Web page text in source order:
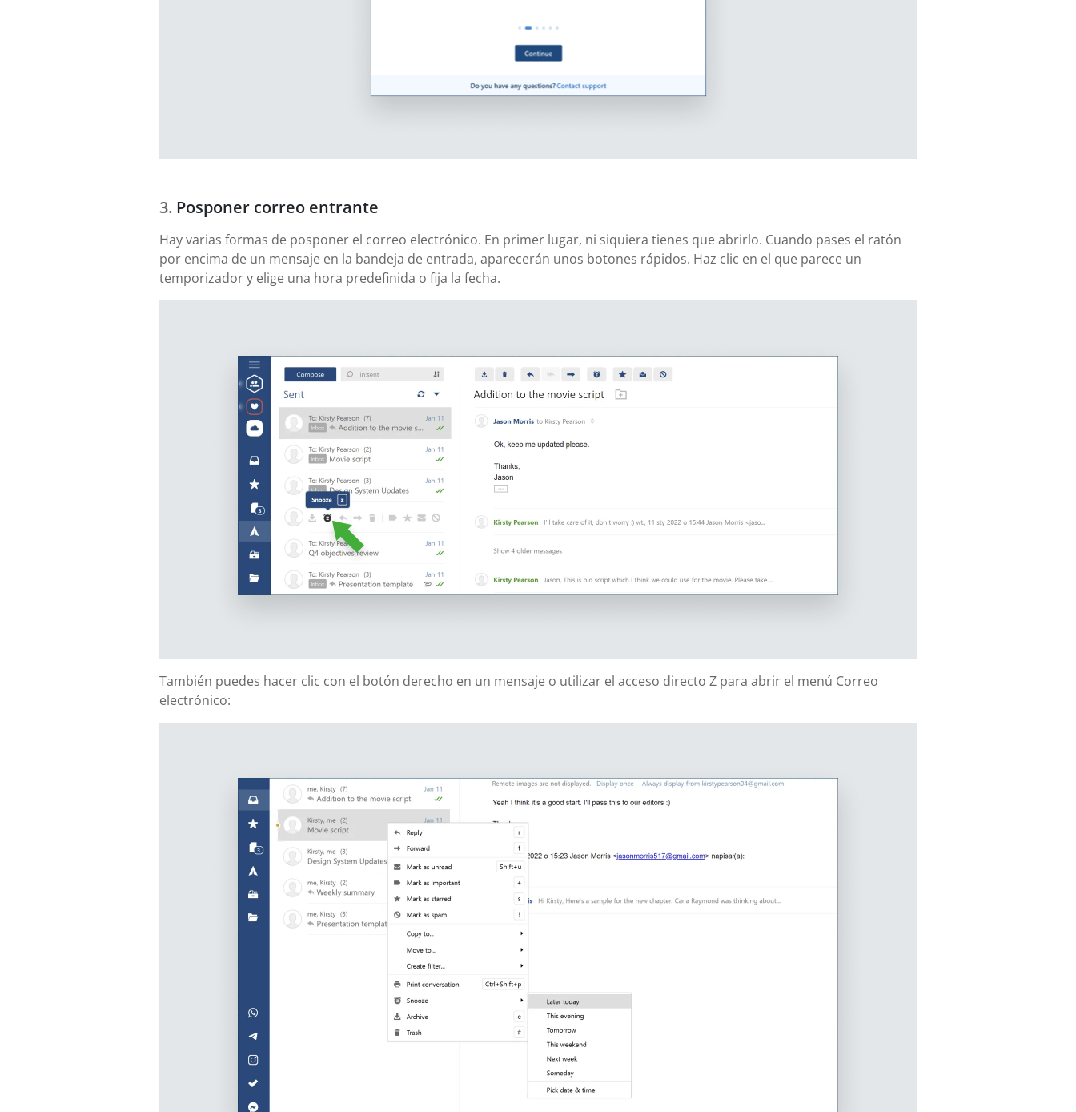
Posponer correo entrante
Hay varias formas de posponer el correo electrónico. En primer lugar, ni siquiera tienes que abrirlo. Cuando pases el ratón
por encima de un mensaje en la bandeja de entrada, aparecerán unos botones rápidos. Haz clic en el que parece un
temporizador y elige una hora predefinida o fija la fecha.
También puedes hacer clic con el botón derecho en un mensaje o utilizar el acceso directo Z para abrir el menú Correo
electrónico: